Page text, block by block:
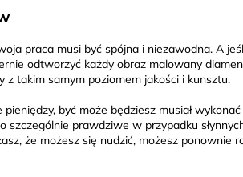
praca musi być spójna i niezawodna. A
odtworzyć każdy obraz malowany
takim samym poziomem jakości i kunsztu.
być może będziesz musiał
prawdziwe w przypadku
że możesz się nudzić, możesz ponownie